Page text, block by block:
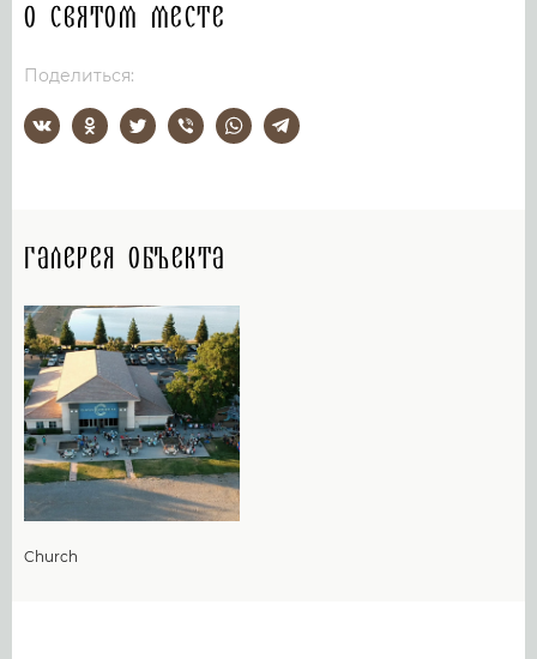
О святом месте
Поделиться:
Галерея объекта
Church